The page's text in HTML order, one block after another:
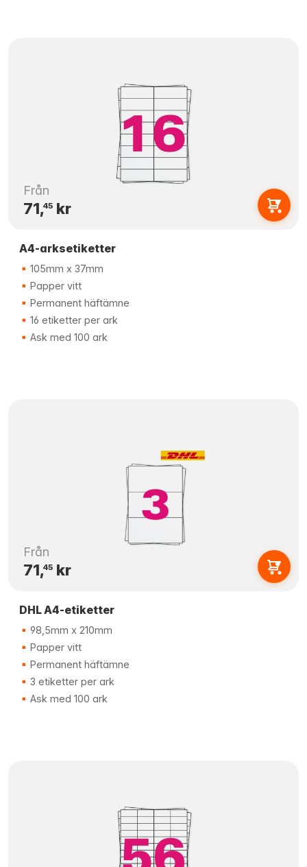
Från
71,45kr
A4-arksetiketter
105mm x 37mm
Papper vitt
Permanent häftämne
16 etiketter per ark
Ask med 100 ark
Från
71,45kr
DHL A4-etiketter
98,5mm x 210mm
Papper vitt
Permanent häftämne
3 etiketter per ark
Ask med 100 ark